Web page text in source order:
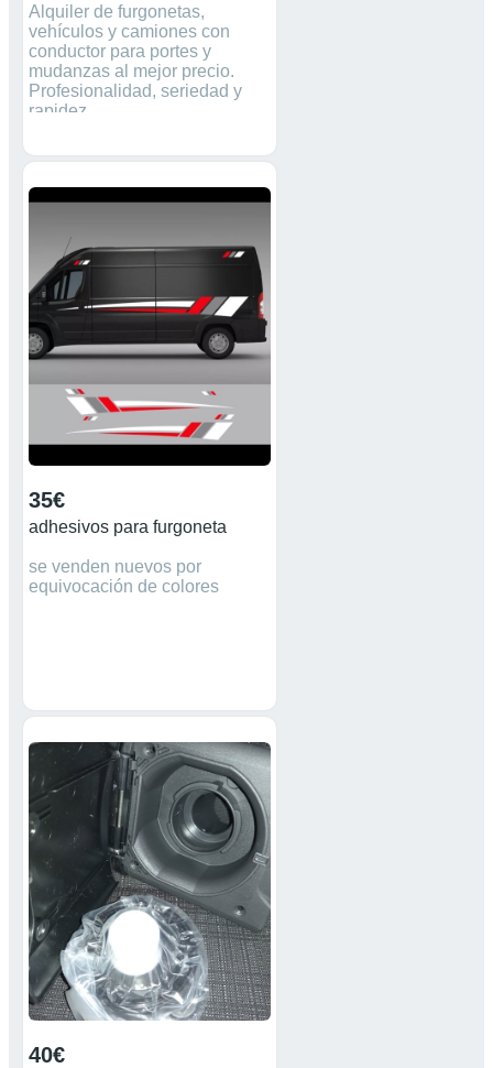
Alquiler de furgonetas,
vehículos y camiones con
conductor para portes y
mudanzas al mejor precio.
Profesionalidad, seriedad y
rapidez.
35€
adhesivos para furgoneta
se venden nuevos por
equivocación de colores
40€